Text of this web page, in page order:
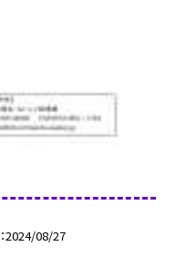
2024/08/27